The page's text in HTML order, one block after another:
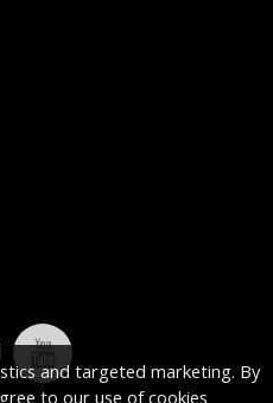
and targeted marketing. By
to our use of cookies